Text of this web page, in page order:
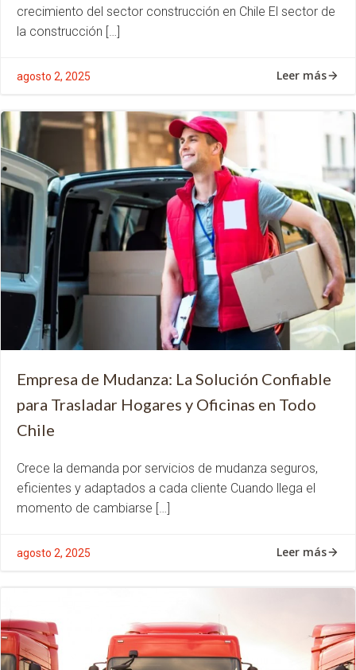
crecimiento del sector construcción en Chile El sector de
la construcción […]
agosto 2, 2025 Leer más
Empresa de Mudanza: La Solución Confiable
para Trasladar Hogares y Oficinas en Todo
Chile
Crece la demanda por servicios de mudanza seguros,
eficientes y adaptados a cada cliente Cuando llega el
momento de cambiarse […]
agosto 2, 2025 Leer más